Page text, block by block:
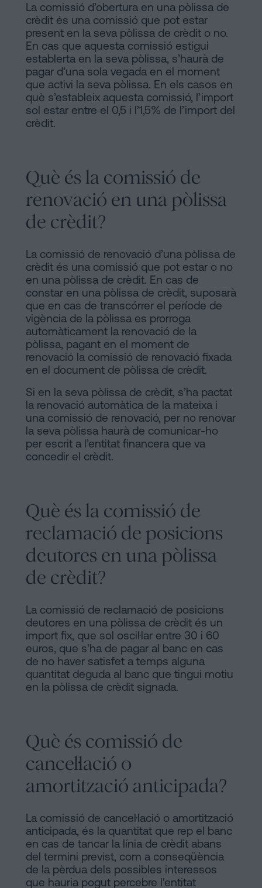
La comissió d’obertura en una pòlissa de
crèdit és una comissió que pot estar
present en la seva pòlissa de crèdit o no.
En cas que aquesta comissió estigui
establerta en la seva pòlissa, s’haurà de
pagar d’una sola vegada en el moment
que activi la seva pòlissa. En els casos en
què s’estableix aquesta comissió, l’import
sol estar entre el 0,5 i l’1,5% de l’import del
crèdit.
Què és la comissió de
renovació en una pòlissa
de crèdit?
La comissió de renovació d’una pòlissa de
crèdit és una comissió que pot estar o no
en una pòlissa de crèdit. En cas de
constar en una pòlissa de crèdit, suposarà
que en cas de transcórrer el període de
vigència de la pòlissa es prorroga
automàticament la renovació de la
pòlissa, pagant en el moment de
renovació la comissió de renovació fixada
en el document de pòlissa de crèdit.
Si en la seva pòlissa de crèdit, s’ha pactat
la renovació automàtica de la mateixa i
una comissió de renovació, per no renovar
la seva pòlissa haurà de comunicar-ho
per escrit a l’entitat financera que va
concedir el crèdit.
Què és la comissió de
reclamació de posicions
deutores en una pòlissa
de crèdit?
La comissió de reclamació de posicions
deutores en una pòlissa de crèdit és un
import fix, que sol oscil·lar entre 30 i 60
euros, que s'ha de pagar al banc en cas
de no haver satisfet a temps alguna
quantitat deguda al banc que tingui motiu
en la pòlissa de crèdit signada.
Què és comissió de
cancel·lació o
amortització anticipada?
La comissió de cancel·lació o amortització
anticipada, és la quantitat que rep el banc
en cas de tancar la línia de crèdit abans
del termini previst, com a conseqüència
de la pèrdua dels possibles interessos
que hauria pogut percebre l'entitat